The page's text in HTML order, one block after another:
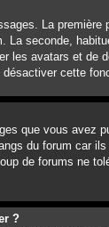
La
seconde,
les avatars et
désactiver cette
que vous
du forum car
de forums ne
?